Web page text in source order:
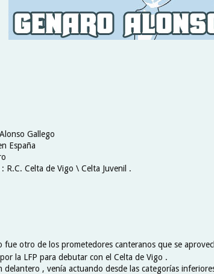
Gallego
España
R.C. Celta de Vigo \ Celta Juvenil .
fue otro de los prometedores canteranos que se
la LFP para debutar con el Celta de Vigo .
delantero , venía actuando desde las categorías